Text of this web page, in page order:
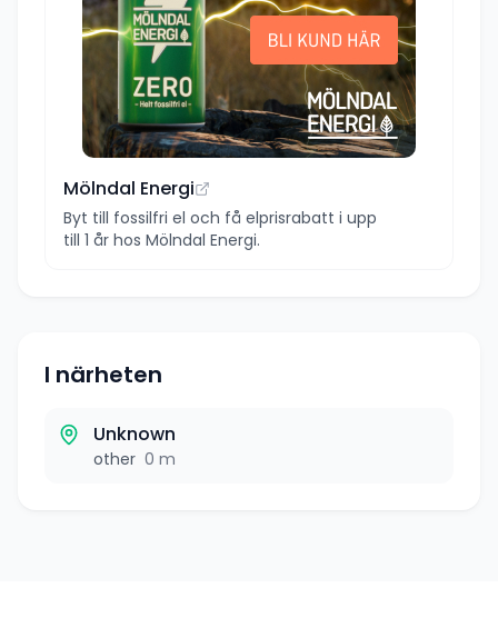
Mölndal Energi
Byt till fossilfri el och få elprisrabatt i upp
till 1 år hos Mölndal Energi.
I närheten
Unknown
other 0 m